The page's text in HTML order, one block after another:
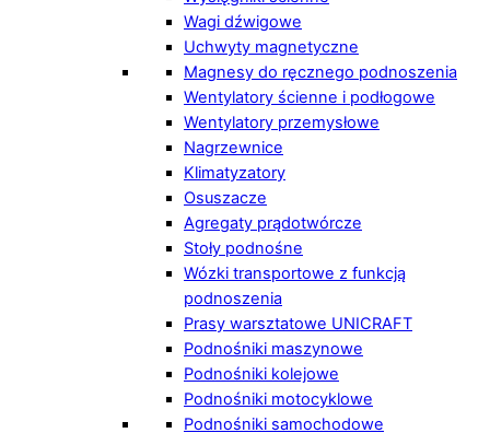
Wagi dźwigowe
Uchwyty magnetyczne
Magnesy do ręcznego podnoszenia
Wentylatory ścienne i podłogowe
Wentylatory przemysłowe
Nagrzewnice
Klimatyzatory
Osuszacze
Agregaty prądotwórcze
Stoły podnośne
Wózki transportowe z funkcją
podnoszenia
Prasy warsztatowe UNICRAFT
Podnośniki maszynowe
Podnośniki kolejowe
Podnośniki motocyklowe
Podnośniki samochodowe